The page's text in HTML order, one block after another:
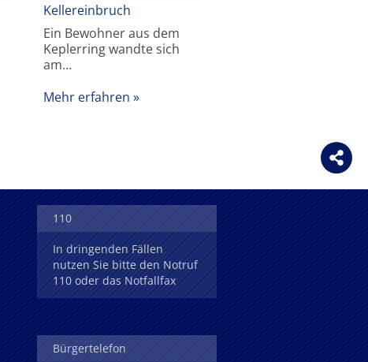
Kellereinbruch
Ein Bewohner aus dem
Keplerring wandte sich
am…
Mehr erfahren
110
In dringenden Fällen
nutzen Sie bitte den Notruf
110 oder das Notfallfax
Bürgertelefon